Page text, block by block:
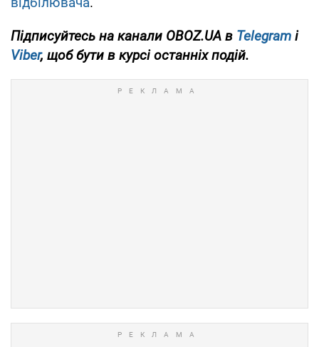
Підписуйтесь на канали OBOZ.UA в Telegram і
Viber, щоб бути в курсі останніх подій.